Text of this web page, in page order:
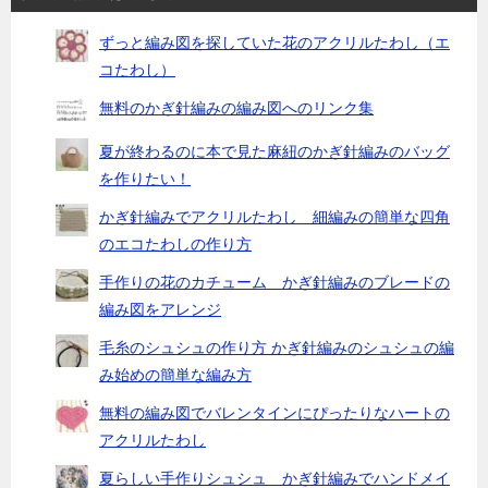
ずっと編み図を探していた花のアクリルたわし（エ
コたわし）
無料のかぎ針編みの編み図へのリンク集
夏が終わるのに本で見た麻紐のかぎ針編みのバッグ
を作りたい！
かぎ針編みでアクリルたわし 細編みの簡単な四角
のエコたわしの作り方
手作りの花のカチューム かぎ針編みのブレードの
編み図をアレンジ
毛糸のシュシュの作り方 かぎ針編みのシュシュの編
み始めの簡単な編み方
無料の編み図でバレンタインにぴったりなハートの
アクリルたわし
夏らしい手作りシュシュ かぎ針編みでハンドメイ